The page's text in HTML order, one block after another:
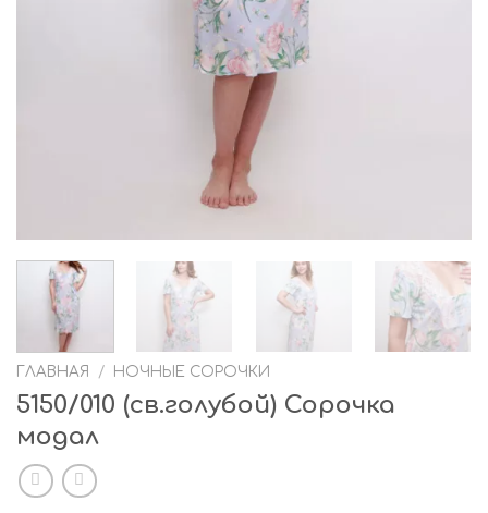
ГЛАВНАЯ / НОЧНЫЕ СОРОЧКИ
5150/010 (св.голубой) Сорочка
модал